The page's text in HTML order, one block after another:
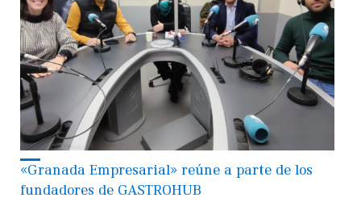
«Granada Empresarial» reúne a parte de los
fundadores de GASTROHUB